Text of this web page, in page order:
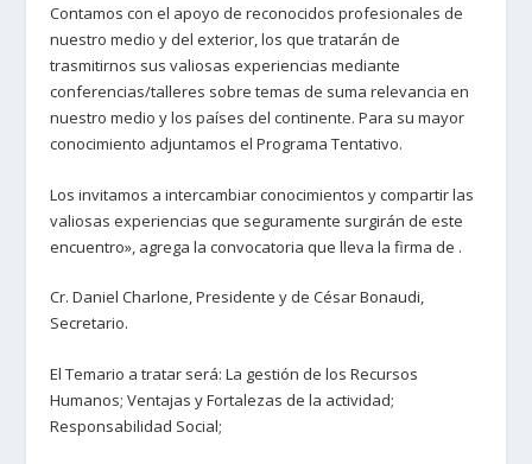
Contamos con el apoyo de reconocidos profesionales de
nuestro medio y del exterior, los que tratarán de
trasmitirnos sus valiosas experiencias mediante
conferencias/talleres sobre temas de suma relevancia en
nuestro medio y los países del continente. Para su mayor
conocimiento adjuntamos el Programa Tentativo.
Los invitamos a intercambiar conocimientos y compartir las
valiosas experiencias que seguramente surgirán de este
encuentro», agrega la convocatoria que lleva la firma de .
Cr. Daniel Charlone, Presidente y de César Bonaudi,
Secretario.
El Temario a tratar será: La gestión de los Recursos
Humanos; Ventajas y Fortalezas de la actividad;
Responsabilidad Social;